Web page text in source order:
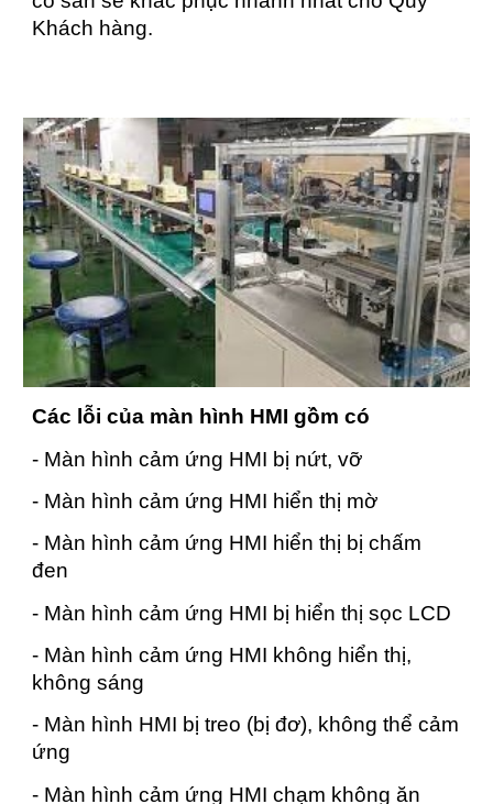
Khách hàng.
Các lỗi của màn hình HMI gồm có
- Màn hình cảm ứng HMI bị nứt, vỡ
- Màn hình cảm ứng HMI hiển thị mờ
- Màn hình cảm ứng HMI hiển thị bị chấm
đen
- Màn hình cảm ứng HMI bị hiển thị sọc LCD
- Màn hình cảm ứng HMI không hiển thị,
không sáng
- Màn hình HMI bị treo (bị đơ), không thể cảm
ứng
- Màn hình cảm ứng HMI chạm không ăn